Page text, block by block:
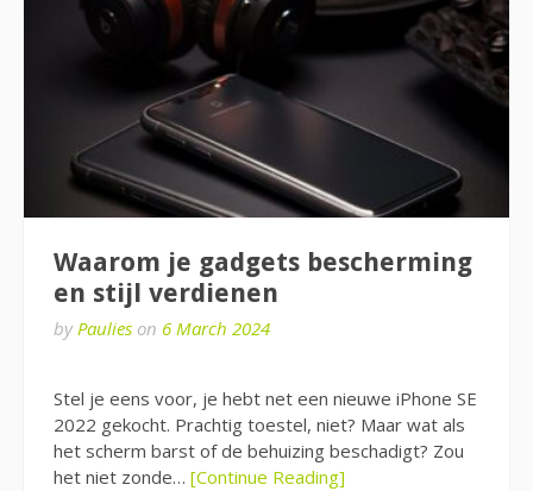
Waarom je gadgets bescherming
en stijl verdienen
by Paulies on 6 March 2024
Stel je eens voor, je hebt net een nieuwe iPhone SE
2022 gekocht. Prachtig toestel, niet? Maar wat als
het scherm barst of de behuizing beschadigt? Zou
het niet zonde… [Continue Reading]